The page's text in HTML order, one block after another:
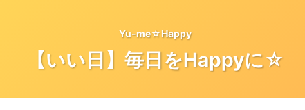
Yu-me☆Happy
【いい日】毎日をHappyに☆